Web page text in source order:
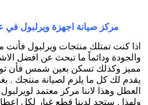
مركز صيانة اجهزة ويرلبول
اذا كنت تمتلك منتجات ويرلبول فأنت
والجودة ودائماً ما تبحث عن افضل
مميز وكذلك تسكن بعين شمس فأن
يقدم لك كل ما يلزم لصيانة منتجك .
العطل وهذا لاننا مركز معتمد
ولهذا . ستجد لدينا قطع غيار لكل